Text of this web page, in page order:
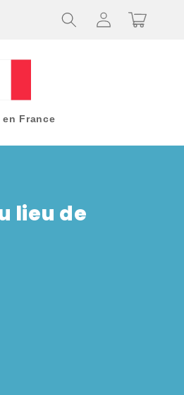
ConnexionPanier
en France
lieu de